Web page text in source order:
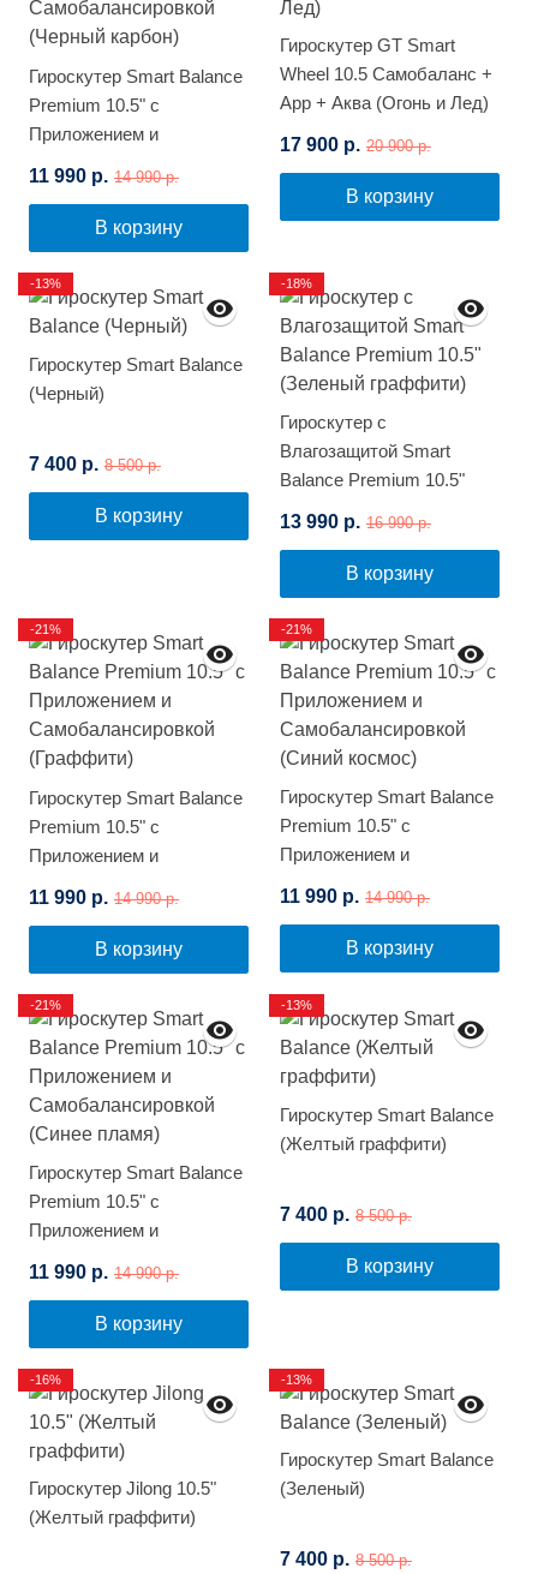
Гироскутер Smart Balance
Premium 10.5" с
Приложением и
(Черный карбон)
11 990 р. 14 990 р.
В корзину
Гироскутер GT Smart
Wheel 10.5 Самобаланс +
App + Аква (Огонь и Лед)
17 900 р. 20 900 р.
В корзину
Гироскутер Smart Balance
(Черный)
7 400 р. 8 500 р.
В корзину
-13%
Гироскутер с
Влагозащитой Smart
Balance Premium 10.5"
13 990 р. 16 990 р.
В корзину
-18%
Гироскутер Smart Balance
Premium 10.5" с
Приложением и
(Граффити)
11 990 р. 14 990 р.
В корзину
-21%
Гироскутер Smart Balance
Premium 10.5" с
Приложением и
(Синий космос)
11 990 р. 14 990 р.
В корзину
-21%
Гироскутер Smart Balance
Premium 10.5" с
Приложением и
(Синее пламя)
11 990 р. 14 990 р.
В корзину
-21%
Гироскутер Smart Balance
(Желтый граффити)
7 400 р. 8 500 р.
В корзину
-13%
Гироскутер Jilong 10.5"
(Желтый граффити)
-16%
Гироскутер Smart Balance
(Зеленый)
7 400 р. 8 500 р.
-13%